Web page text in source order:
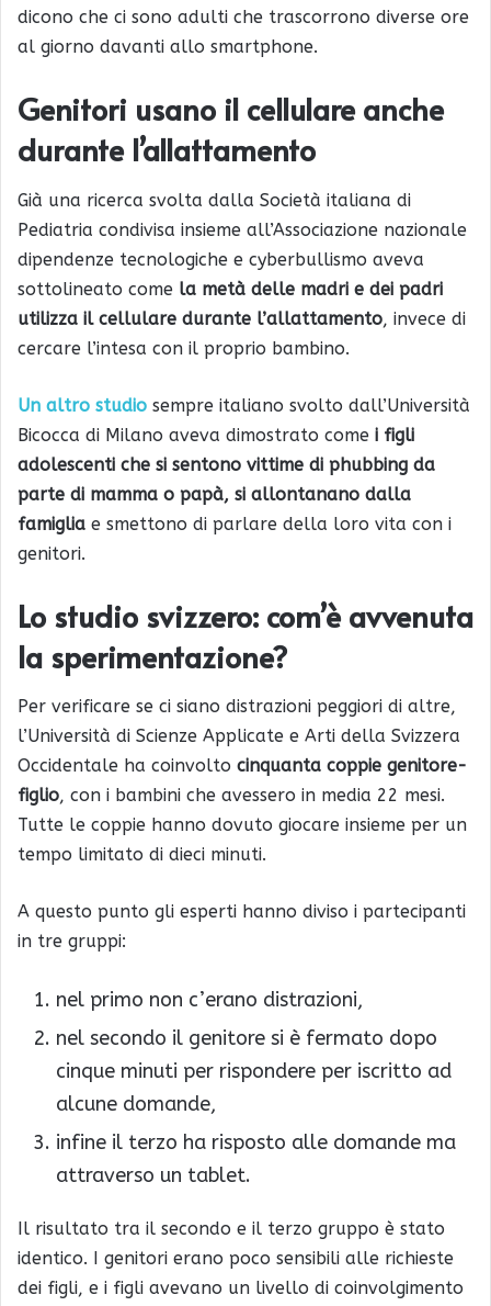
dicono che ci sono adulti che trascorrono diverse ore
al giorno davanti allo smartphone.
Genitori usano il cellulare anche
durante l’allattamento
Già una ricerca svolta dalla Società italiana di
Pediatria condivisa insieme all’Associazione nazionale
dipendenze tecnologiche e cyberbullismo aveva
sottolineato come la metà delle madri e dei padri
utilizza il cellulare durante l’allattamento, invece di
cercare l’intesa con il proprio bambino.
Un altro studio sempre italiano svolto dall’Università
Bicocca di Milano aveva dimostrato come i figli
adolescenti che si sentono vittime di phubbing da
parte di mamma o papà, si allontanano dalla
famiglia e smettono di parlare della loro vita con i
genitori.
Lo studio svizzero: com’è avvenuta
la sperimentazione?
Per verificare se ci siano distrazioni peggiori di altre,
l’Università di Scienze Applicate e Arti della Svizzera
Occidentale ha coinvolto cinquanta coppie genitore-
figlio, con i bambini che avessero in media 22 mesi.
Tutte le coppie hanno dovuto giocare insieme per un
tempo limitato di dieci minuti.
A questo punto gli esperti hanno diviso i partecipanti
in tre gruppi:
nel primo non c’erano distrazioni,
nel secondo il genitore si è fermato dopo
cinque minuti per rispondere per iscritto ad
alcune domande,
infine il terzo ha risposto alle domande ma
attraverso un tablet.
Il risultato tra il secondo e il terzo gruppo è stato
identico. I genitori erano poco sensibili alle richieste
dei figli, e i figli avevano un livello di coinvolgimento